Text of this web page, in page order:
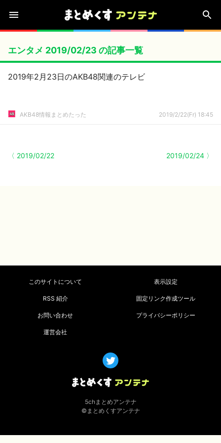
エンタメ 2019/02/23 の記事一覧
2019年2月23日のAKB48関連のテレビ
AKB48情報まとめたった 2019/2/22(Fr) 18:45
〈 2019/02/22 2019/02/24 〉
このサイトについて 表示設定
RSS 紹介 固定リンク作成ツール
お問い合わせ プライバシーポリシー
運営会社
5chまとめアンテナ
©まとめくすアンテナ